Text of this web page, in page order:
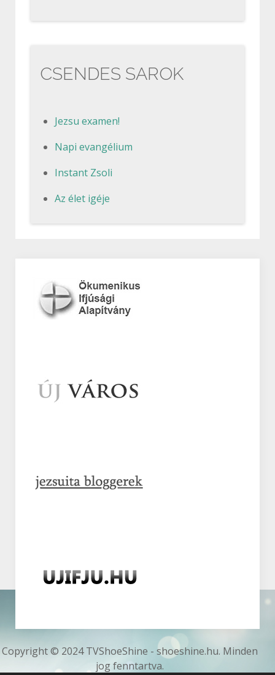
CSENDES SAROK
Jezsu examen!
Napi evangélium
Instant Zsoli
Az élet igéje
Copyright © 2024 TVShoeShine - shoeshine.hu. Minden
jog fenntartva.